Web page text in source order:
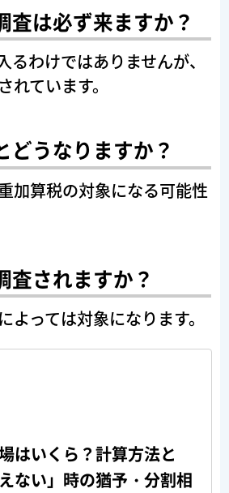
査は必ず来ますか？
るわけではありませんが、
れています。
どうなりますか？
加算税の対象になる可能性
査されますか？
よっては対象になります。
はいくら？計算方法と
ない」時の猶予・分割相